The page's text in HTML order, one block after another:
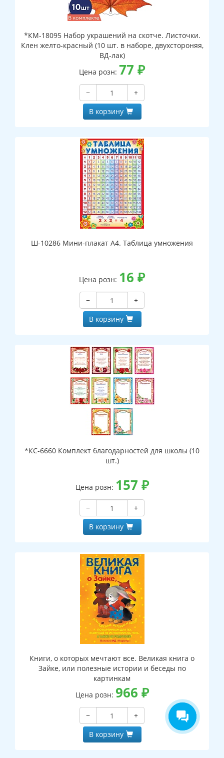
*КМ-18095 Набор украшений на скотче. Листочки.
Клен желто-красный (10 шт. в наборе, двухстороняя,
ВД-лак)
Цена розн: 77 ₽
−
+
В корзину
Ш-10286 Мини-плакат А4. Таблица умножения
Цена розн: 16 ₽
−
+
В корзину
*КС-6660 Комплект благодарностей для школы (10
шт.)
Цена розн: 157 ₽
−
+
В корзину
Книги, о которых мечтают все. Великая книга о
Зайке, или полезные истории и беседы по
картинкам
Цена розн: 966 ₽
−
+
В корзину